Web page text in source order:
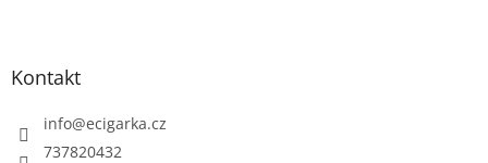
Kontakt
info@ecigarka.cz
737820432